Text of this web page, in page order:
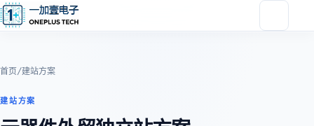
首页/建站方案
建站方案